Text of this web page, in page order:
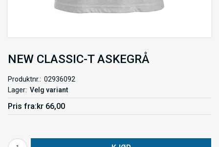
NEW CLASSIC-T ASKEGRÅ
Produktnr.
02936092
Lager Velg variant
Pris fra kr 66,00